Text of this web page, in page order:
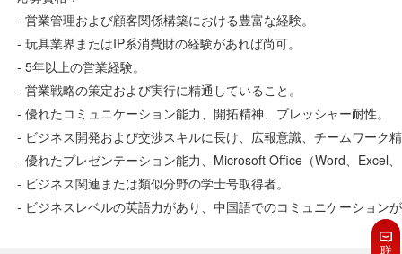
- 営業管理および顧客関係構築における豊富な経験。
- 玩具業界またはIP系消費財の経験があれば尚可。
- 5年以上の営業経験。
- 営業戦略の策定および実行に精通していること。
- 優れたコミュニケーション能力、開拓精神、プレッシャー耐性。
- ビジネス開発および交渉スキルに長け、広報意識、チームワーク
- 優れたプレゼンテーション能力、Microsoft Office（Word、Excel
- ビジネス関連または類似分野の学士号取得者。
- ビジネスレベルの英語力があり、中国語でのコミュニケーション
联